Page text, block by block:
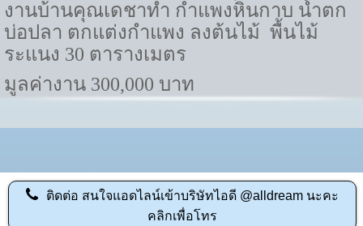
งานบ้านคุณเดชาทำ กำแพงหินกาบ น้ำตก
บ่อปลา ตกแต่งกำแพง ลงต้นไม้ พื้นไม้
ระแนง 30 ตารางเมตร
มูลค่างาน 300,000 บาท
ติดต่อ สนใจแอดไลน์เข้าบริษัทไอดี @alldream นะคะ
คลิกเพื่อโทร